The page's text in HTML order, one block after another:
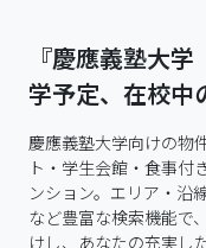
『慶應義塾大
学予定、在校中
慶應義塾大学向けの物
ト・学生会館・食事付
ンション。エリア・沿
など豊富な検索機能で
けし、あなたの充実し